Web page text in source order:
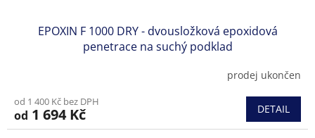
EPOXIN F 1000 DRY - dvousložková epoxidová
penetrace na suchý podklad
produktu
je
3,0
prodej ukončen
od 1 400 Kč bez DPH
od 1 694 Kč DETAIL